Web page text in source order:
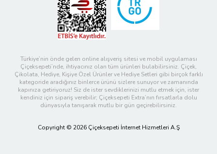
Türkiye’nin önde gelen online alışveriş sitesi ve mobil uygulaması
Çiçeksepeti’nde, ihtiyacınız olan tüm ürünleri bulabilirsiniz. Çiçek,
Çikolata, Hediye, Kişiye Özel Ürünler ve Hediye Setleri gibi birçok farklı
kategoride aradığınız binlerce ürünü sizlere sunuyor ve zamanında
kapınıza getiriyoruz! Siz de ister sevdiklerinizi mutlu etmek için, ister
kendiniz için sipariş verebilir; Çiçeksepeti Extra’nın fırsatlarla dolu
dünyasıyla tanışarak mutlu bir gün geçirebilirsiniz.
Copyright © 2026 Çiçeksepeti İnternet Hizmetleri A.Ş